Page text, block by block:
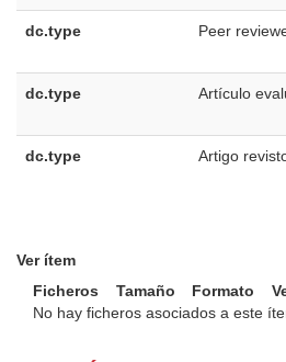
dc.type Peer
dc.type Artículo
dc.type Artigo
Ver ítem
Ficheros
Tamaño Formato
No hay ficheros asociados a este